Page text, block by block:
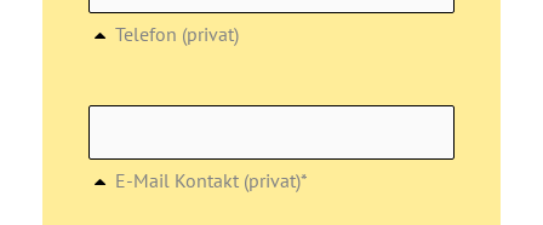
Telefon (privat)
E-Mail Kontakt (privat)*